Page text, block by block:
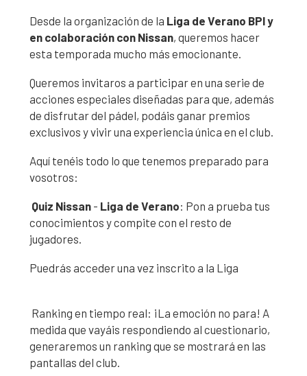
Desde la organización de la Liga de Verano BPI y
en colaboración con Nissan, queremos hacer
esta temporada mucho más emocionante.
Queremos invitaros a participar en una serie de
acciones especiales diseñadas para que, además
de disfrutar del pádel, podáis ganar premios
exclusivos y vivir una experiencia única en el club.
Aquí tenéis todo lo que tenemos preparado para
vosotros:
Quiz Nissan - Liga de Verano: Pon a prueba tus
conocimientos y compite con el resto de
jugadores.
Puedrás acceder una vez inscrito a la Liga
Ranking en tiempo real: ¡La emoción no para! A
medida que vayáis respondiendo al cuestionario,
generaremos un ranking que se mostrará en las
pantallas del club.